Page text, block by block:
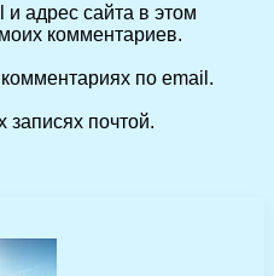
адрес сайта в этом
комментариев.
по email.
почтой.